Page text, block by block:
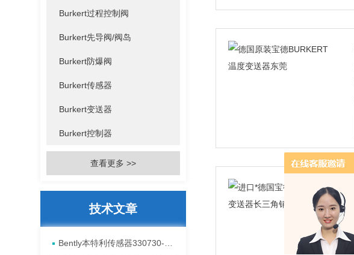
Burkert过程控制阀
Burkert先导阀/阀岛
Burkert防爆阀
Burkert传感器
Burkert变送器
Burkert控制器
查看更多 >>
技术文章